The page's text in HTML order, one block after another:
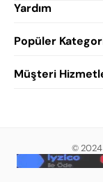
Yardım
Popüler
Müşteri
© 2024